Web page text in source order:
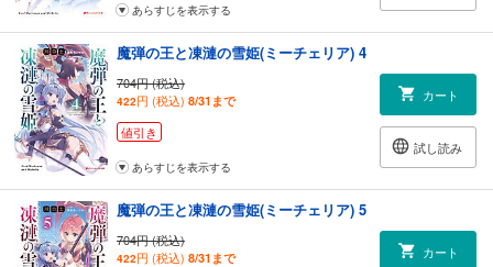
あらすじを表示する
魔弾の王と凍漣の雪姫(ミーチェリア) 4
704円 (税込)
422円 (税込) 8/31まで
値引き
カート
試し読み
あらすじを表示する
魔弾の王と凍漣の雪姫(ミーチェリア) 5
704円 (税込)
422円 (税込) 8/31まで カート